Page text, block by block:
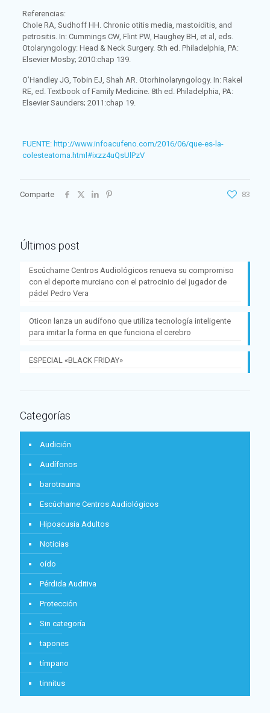
Referencias:
Chole RA, Sudhoff HH. Chronic otitis media, mastoiditis, and
petrositis. In: Cummings CW, Flint PW, Haughey BH, et al, eds.
Otolaryngology: Head & Neck Surgery. 5th ed. Philadelphia, PA:
Elsevier Mosby; 2010:chap 139.
O’Handley JG, Tobin EJ, Shah AR. Otorhinolaryngology. In: Rakel
RE, ed. Textbook of Family Medicine. 8th ed. Philadelphia, PA:
Elsevier Saunders; 2011:chap 19.
FUENTE: http://www.infoacufeno.com/2016/06/que-es-la-
colesteatoma.html#ixzz4uQsUlPzV
Comparte 83
Últimos post
Escúchame Centros Audiológicos renueva su compromiso
con el deporte murciano con el patrocinio del jugador de
pádel Pedro Vera
Oticon lanza un audífono que utiliza tecnología inteligente
para imitar la forma en que funciona el cerebro
ESPECIAL «BLACK FRIDAY»
Categorías
Audición
Audífonos
barotrauma
Escúchame Centros Audiológicos
Hipoacusia Adultos
Noticias
oído
Pérdida Auditiva
Protección
Sin categoría
tapones
tímpano
tinnitus